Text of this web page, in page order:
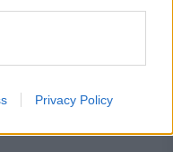
Privacy Policy